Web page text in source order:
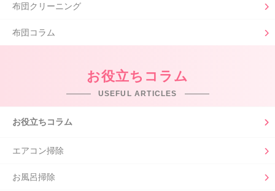
布団クリーニング
布団コラム
お役立ちコラム
USEFUL ARTICLES
お役立ちコラム
エアコン掃除
お風呂掃除